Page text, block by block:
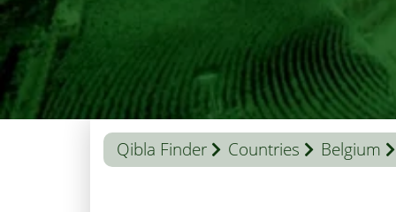
Qibla Finder Countries Belgium